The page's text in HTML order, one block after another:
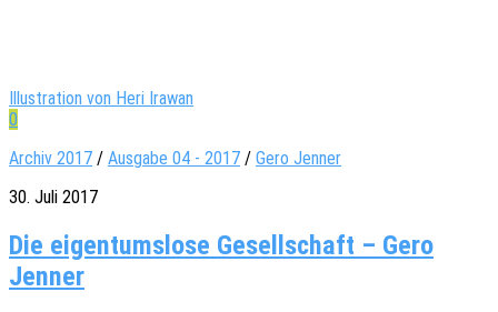
Illustration von Heri Irawan
0
Archiv 2017 / Ausgabe 04 - 2017 / Gero Jenner
30. Juli 2017
Die eigentumslose Gesellschaft – Gero
Jenner